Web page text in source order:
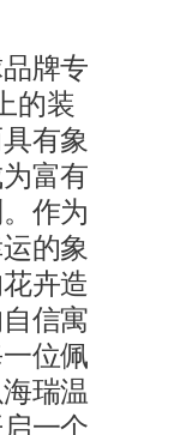
牌专
的装
有象
富有
作为
的象
卉造
信寓
位佩
瑞温